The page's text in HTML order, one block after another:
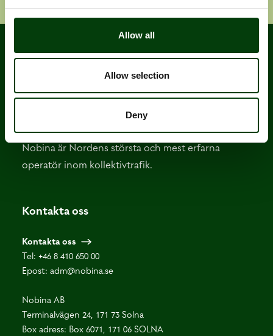
Allow all
Allow selection
Deny
Nobina är Nordens största och mest erfarna
operatör inom kollektivtrafik.
Kontakta oss
Kontakta oss
Tel: +46 8 410 650 00
Epost: adm@nobina.se
Nobina AB
Terminalvägen 24, 171 73 Solna
Box adress: Box 6071, 171 06 SOLNA